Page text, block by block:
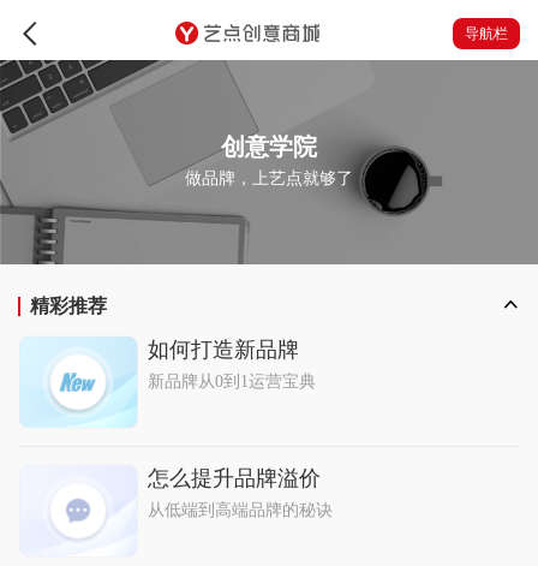
导航栏
创意学院
做品牌，上艺点就够了
精彩推荐
如何打造新品牌
新品牌从0到1运营宝典
怎么提升品牌溢价
从低端到高端品牌的秘诀